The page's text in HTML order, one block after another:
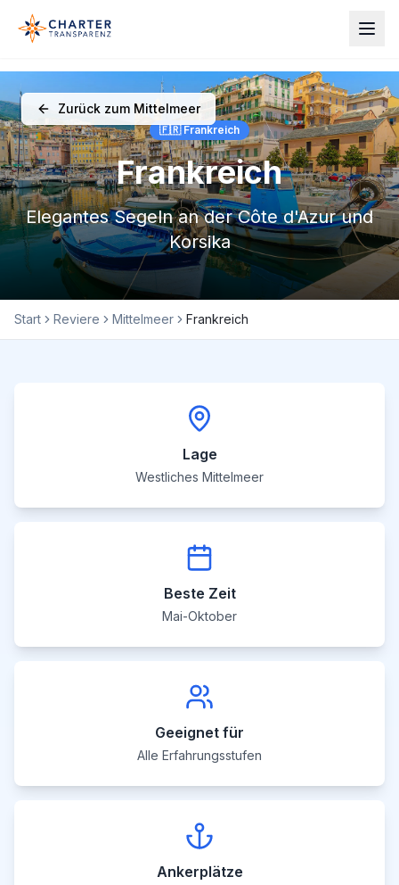
🇫🇷 Frankreich
Frankreich
Elegantes Segeln an der Côte d'Azur und
Korsika
Zurück zum Mittelmeer
Start Reviere Mittelmeer Frankreich
Lage
Westliches Mittelmeer
Beste Zeit
Mai-Oktober
Geeignet für
Alle Erfahrungsstufen
Ankerplätze